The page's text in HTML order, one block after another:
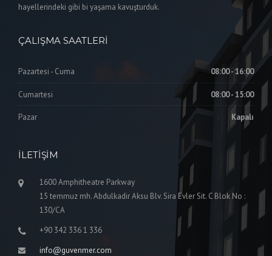
hayellerindeki gibi bi yaşama kavuşturduk.
ÇALIŞMA SAATLERI
Pazartesi - Cuma 08:00 - 16:00
Cumartesi 08:00 - 15:00
Pazar Kapalı
İLETIŞIM
1600 Amphitheatre Parkway
15 temmuz mh. Abdulkadir Aksu Blv. Sira Evler Sit. C Blok No :
130/CA
+90 342 336 1 336
info@guvenmer.com